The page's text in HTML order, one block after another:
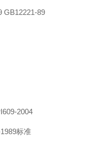
GB12221-89
2004
标准